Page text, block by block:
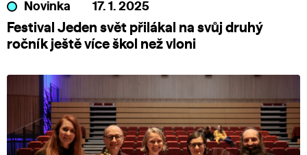
Novinka 17. 1. 2025
Festival Jeden svět přilákal na svůj druhý
ročník ještě více škol než vloni